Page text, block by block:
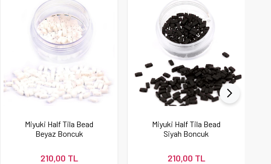
Miyuki Half Tila Bead
Beyaz Boncuk
210,00 TL
Miyuki Half Tila Bead
Siyah Boncuk
210,00 TL